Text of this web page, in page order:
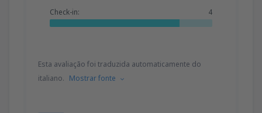
Check-in: 4
Esta avaliação foi traduzida automaticamente do
italiano. Mostrar fonte